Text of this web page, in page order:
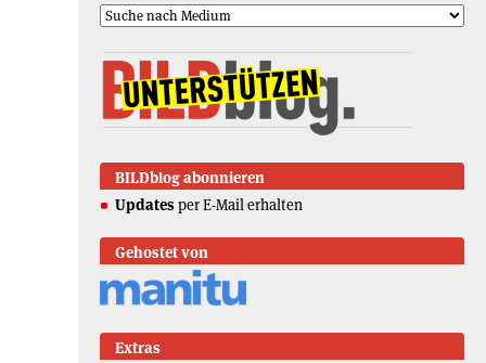
BILDblog abonnieren
Updates per E-Mail erhalten
Gehostet von
Extras